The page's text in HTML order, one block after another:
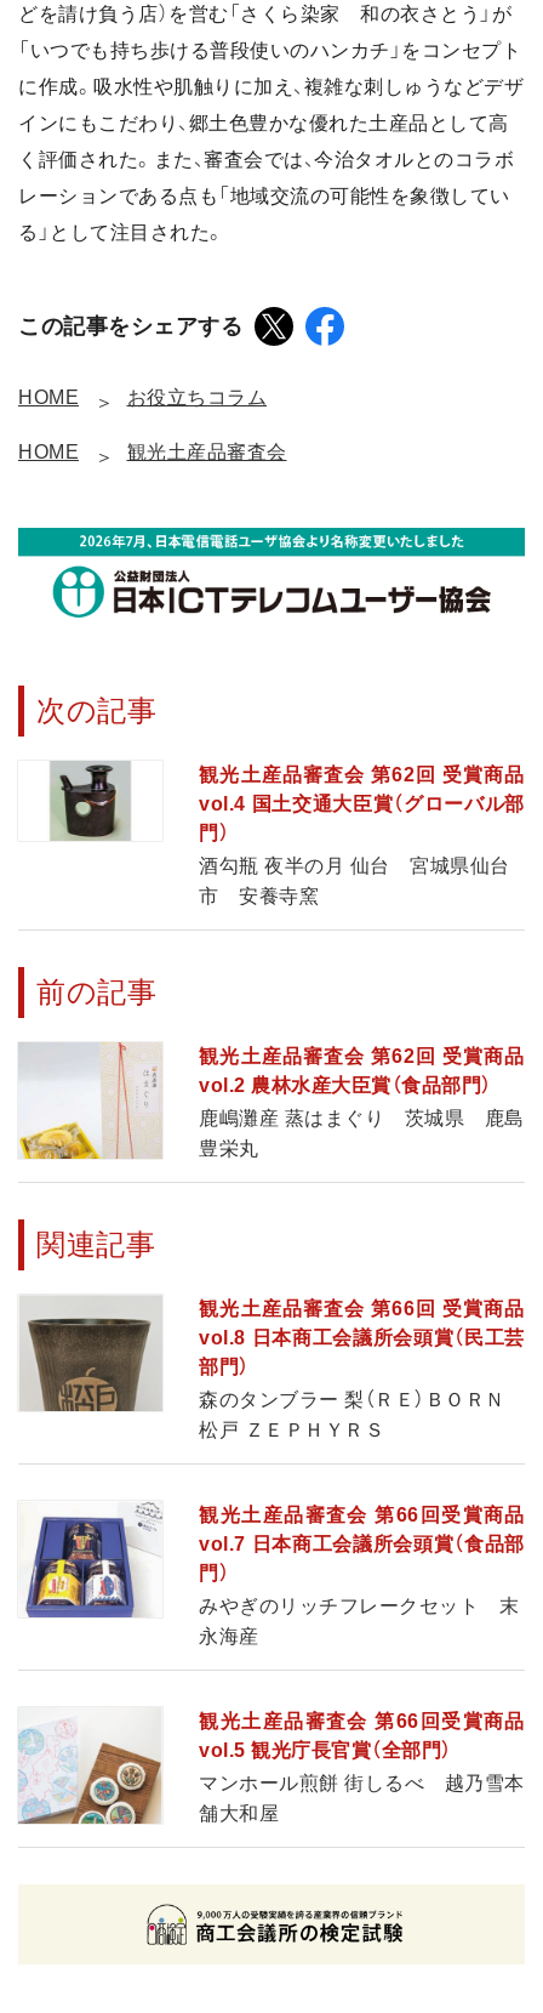
どを請け負う店）を営む「さくら染家 和の衣さとう」が
「いつでも持ち歩ける普段使いのハンカチ」をコンセプト
に作成。吸水性や肌触りに加え、複雑な刺しゅうなどデザ
インにもこだわり、郷土色豊かな優れた土産品として高
く評価された。また、審査会では、今治タオルとのコラボ
レーションである点も「地域交流の可能性を象徴してい
る」として注目された。
この記事をシェアする
HOME お役立ちコラム
HOME 観光土産品審査会
次の記事
観光土産品審査会 第62回 受賞商品
vol.4 国土交通大臣賞（グローバル部
門）
酒勾瓶 夜半の月 仙台 宮城県仙台
市 安養寺窯
前の記事
観光土産品審査会 第62回 受賞商品
vol.2 農林水産大臣賞（食品部門）
鹿嶋灘産 蒸はまぐり 茨城県 鹿島
豊栄丸
関連記事
観光土産品審査会 第66回 受賞商品
vol.8 日本商工会議所会頭賞（民工芸
部門）
森のタンブラー 梨（ＲＥ）ＢＯＲＮ
松戸 ＺＥＰＨＹＲＳ
観光土産品審査会 第66回受賞商品
vol.7 日本商工会議所会頭賞（食品部
門）
みやぎのリッチフレークセット 末
永海産
観光土産品審査会 第66回受賞商品
vol.5 観光庁長官賞（全部門）
マンホール煎餅 街しるべ 越乃雪本
舗大和屋